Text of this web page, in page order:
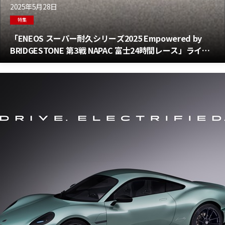
2025年5月28日
特集
「ENEOS スーパー耐久シリーズ2025 Empowered by
BRIDGESTONE 第3戦 NAPAC 富士24時間レース」ライブ
配信・テレビで観戦できる！